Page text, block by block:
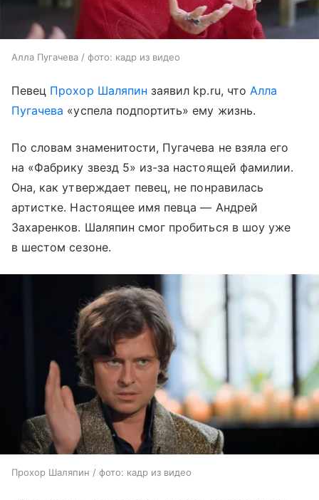
Алла Пугачева / фото: кадр из видео
Певец Прохор Шаляпин заявил kp.ru, что Алла
Пугачева «успела подпортить» ему жизнь.
По словам знаменитости, Пугачева не взяла его
на «Фабрику звезд 5» из-за настоящей фамилии.
Она, как утверждает певец, не понравилась
артистке. Настоящее имя певца — Андрей
Захаренков. Шаляпин смог пробиться в шоу уже
в шестом сезоне.
Прохор Шаляпин / фото: кадр из видео